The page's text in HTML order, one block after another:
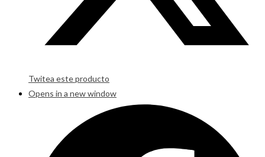
Twitea este producto
Opens in a new window